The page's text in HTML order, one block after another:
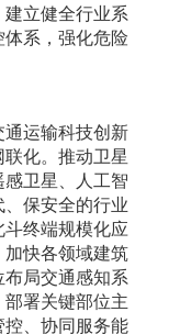
立健全行业系
系，强化危险
运输科技创新
化。推动卫星
卫星、人工智
保安全的行业
终端规模化应
加快各领域建筑
局交通感知系
署关键部位主
、协同服务能